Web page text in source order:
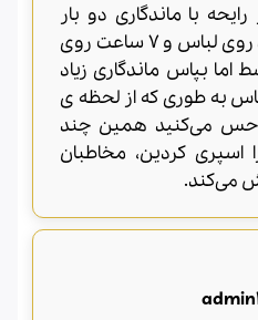
با ماندگاری دو بار
حرکت زمین به دور خود روی لباس و ۷ ساعت روی
بپاس ماندگاری زیاد
به طوری که از لحظه ی
حس می‌کنید همین چند
کردین، مخاطبان
می‌کند.